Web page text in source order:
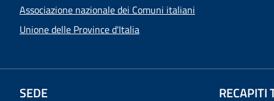
Associazione nazionale dei Comuni italiani
Unione delle Province d'Italia
SEDE RECAPITI